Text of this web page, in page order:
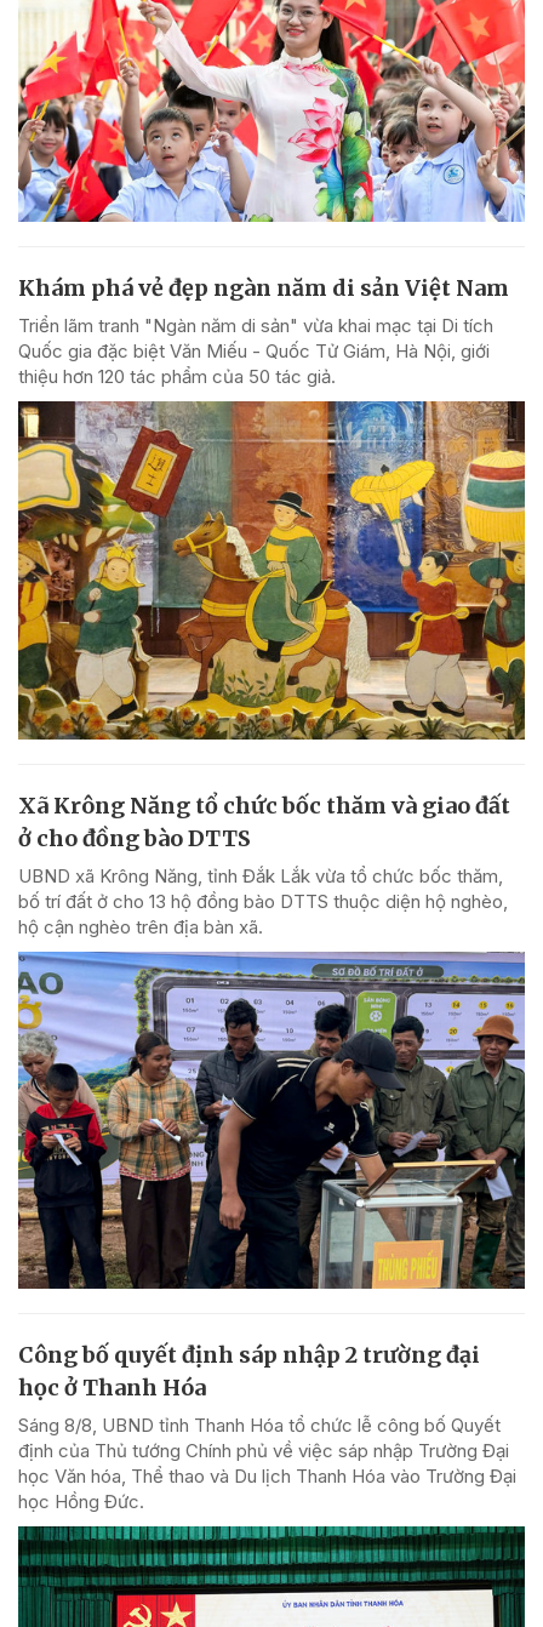
Khám phá vẻ đẹp ngàn năm di sản Việt Nam
Triển lãm tranh "Ngàn năm di sản" vừa khai mạc tại Di tích
Quốc gia đặc biệt Văn Miếu - Quốc Tử Giám, Hà Nội, giới
thiệu hơn 120 tác phẩm của 50 tác giả.
Xã Krông Năng tổ chức bốc thăm và giao đất
ở cho đồng bào DTTS
UBND xã Krông Năng, tỉnh Đắk Lắk vừa tổ chức bốc thăm,
bố trí đất ở cho 13 hộ đồng bào DTTS thuộc diện hộ nghèo,
hộ cận nghèo trên địa bàn xã.
Công bố quyết định sáp nhập 2 trường đại
học ở Thanh Hóa
Sáng 8/8, UBND tỉnh Thanh Hóa tổ chức lễ công bố Quyết
định của Thủ tướng Chính phủ về việc sáp nhập Trường Đại
học Văn hóa, Thể thao và Du lịch Thanh Hóa vào Trường Đại
học Hồng Đức.